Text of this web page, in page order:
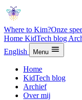
Where to Kim?Onze
Home KidTech blog
English
Menu
Home
KidTech blog
Archief
Over mij